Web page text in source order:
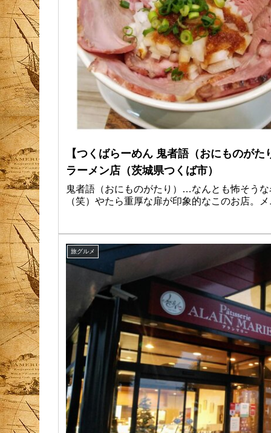
【つくばらーめん 鬼者語（おにものが
ラーメン店（茨城県つくば市）
鬼者語（おにものがたり）…なんとも怖そう
（笑）やたら重厚な扉が印象的なこのお店
旅グルメ